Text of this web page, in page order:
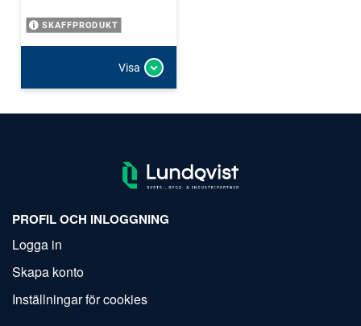
SKAFFPRODUKT
Visa
PROFIL OCH INLOGGNING
Logga in
Skapa konto
Inställningar för cookies